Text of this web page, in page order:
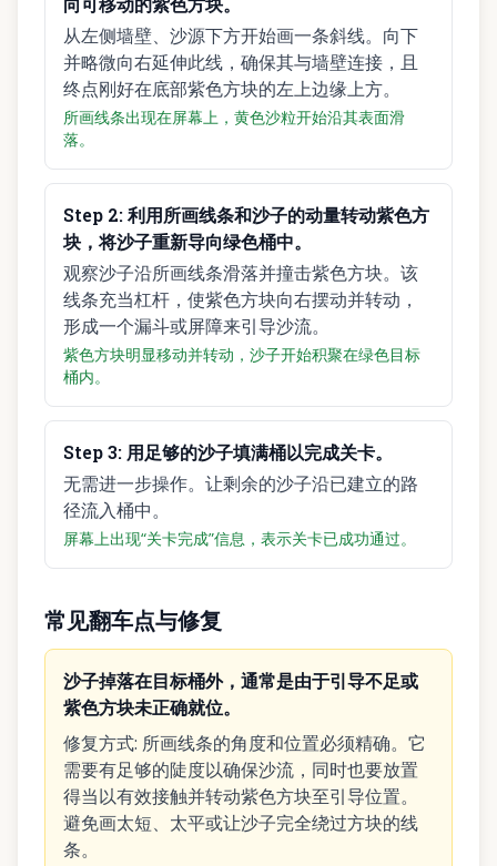
从左侧墙壁、沙源下方开始画一条斜线。向下
并略微向右延伸此线，确保其与墙壁连接，且
终点刚好在底部紫色方块的左上边缘上方。
所画线条出现在屏幕上，黄色沙粒开始沿其表面滑
落。
Step 2:利用所画线条和沙子的动量转动紫色方
块，将沙子重新导向绿色桶中。
观察沙子沿所画线条滑落并撞击紫色方块。该
线条充当杠杆，使紫色方块向右摆动并转动，
形成一个漏斗或屏障来引导沙流。
紫色方块明显移动并转动，沙子开始积聚在绿色目标
桶内。
Step3: 用足够的沙子填满桶以完成关卡。
无需进一步操作。让剩余的沙子沿已建立的路
径流入桶中。
屏幕上出现“关卡完成”信息，表示关卡已成功通过。
常见翻车点与修复
沙子掉落在目标桶外，通常是由于引导不足或
紫色方块未正确就位。
修复方式: 所画线条的角度和位置必须精确。它
需要有足够的陡度以确保沙流，同时也要放置
得当以有效接触并转动紫色方块至引导位置。
避免画太短、太平或让沙子完全绕过方块的线
条。